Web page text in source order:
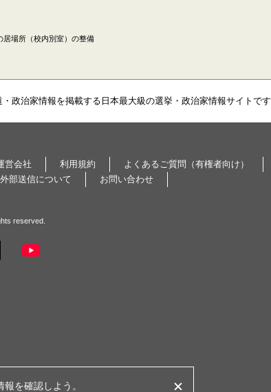
居場所（校内別室）の整備
政治家情報を掲載する日本最大級の選挙・政治家情報サイトです
営会社 利用規約
よくあるご質問（有権者向け）
部送信について お問い合わせ
reserved.
報を確認しよう。